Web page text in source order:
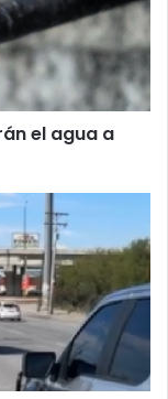
el agua a